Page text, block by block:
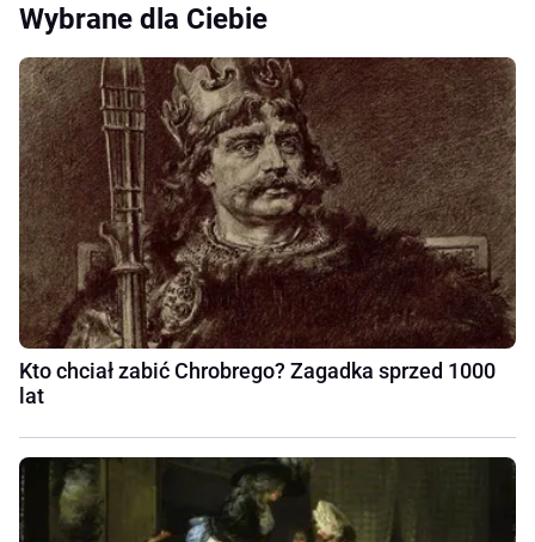
Wybrane dla Ciebie
Kto chciał zabić Chrobrego? Zagadka sprzed 1000
lat